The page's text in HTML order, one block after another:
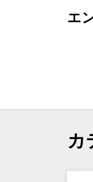
エ
カ